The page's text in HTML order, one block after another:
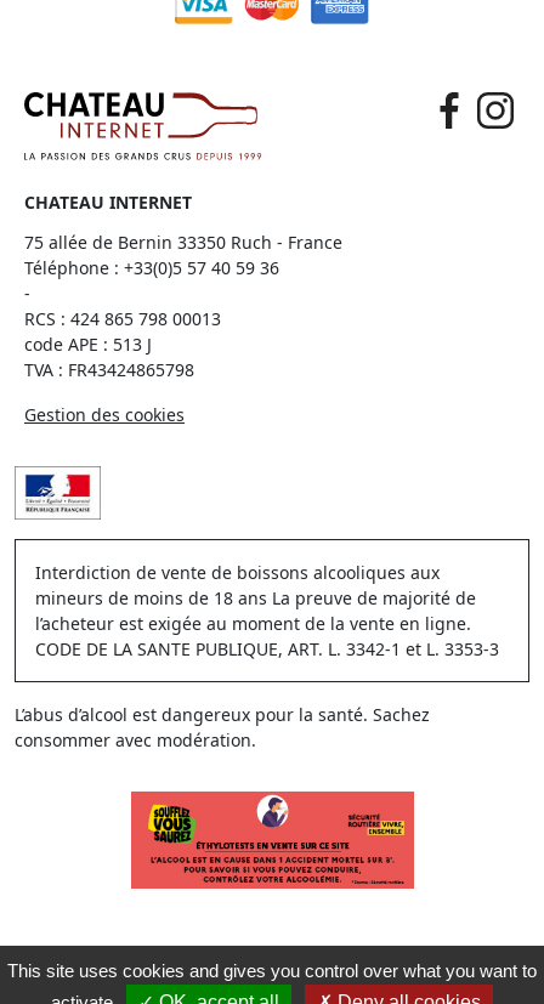
CHATEAU INTERNET
75 allée de Bernin 33350 Ruch - France
Téléphone : +33(0)5 57 40 59 36
-
RCS : 424 865 798 00013
code APE : 513 J
TVA : FR43424865798
Gestion des cookies
Interdiction de vente de boissons alcooliques aux
mineurs de moins de 18 ans La preuve de majorité de
l’acheteur est exigée au moment de la vente en ligne.
CODE DE LA SANTE PUBLIQUE, ART. L. 3342-1 et L. 3353-3
L’abus d’alcool est dangereux pour la santé. Sachez
consommer avec modération.
This site uses cookies and gives you control over what you want to